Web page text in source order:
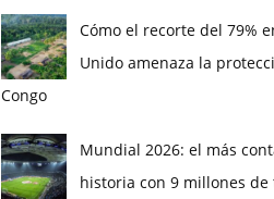
Cómo el recorte del 79%
Unido amenaza la
Congo
Mundial 2026: el más
historia con 9 millones de